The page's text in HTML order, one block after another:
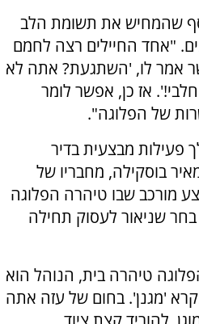
שהמחיש את תשומת הלב
"אחד החיילים רצה לחמם
אמר לו, 'השתגעת? אתה לא
אז כן, אפשר לומר
של הפלוגה".
פעילות מבצעית בדיר
בוסקילה, מחבריו של
מורכב שבו טיהרה הפלוגה
שניאור לעסוק תחילה
טיהרה בית, הנוהל הוא
'מגנן'. בחום של עזה אתה